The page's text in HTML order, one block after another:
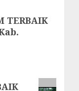
TERBAIK